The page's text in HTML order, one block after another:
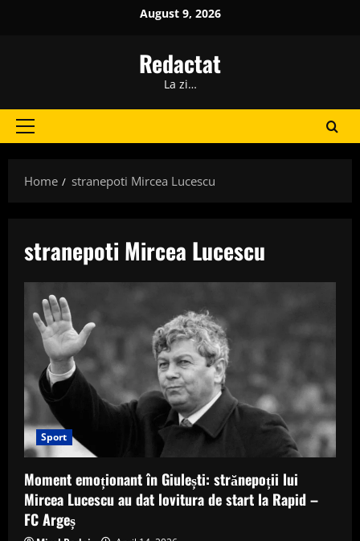
August 9, 2026
Redactat
La zi…
Primary
Home
stranepoti Mircea Lucescu
stranepoti Mircea Lucescu
Sport
Moment emoționant în Giulești: strănepoții lui
Mircea Lucescu au dat lovitura de start la Rapid –
FC Argeș